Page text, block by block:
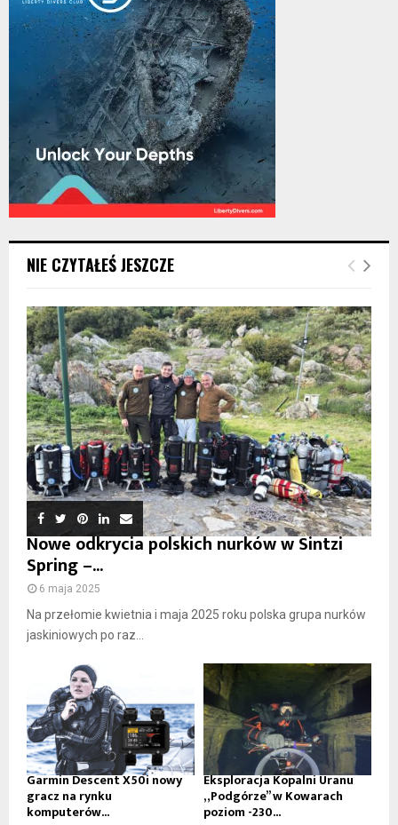
NIE CZYTAŁEŚ JESZCZE
Nowe odkrycia polskich nurków w Sintzi
Spring –...
6 maja 2025
Na przełomie kwietnia i maja 2025 roku polska grupa nurków
jaskiniowych po raz...
Garmin Descent X50i nowy
gracz na rynku
komputerów...
Eksploracja Kopalni Uranu
„Podgórze” w Kowarach
poziom -230...